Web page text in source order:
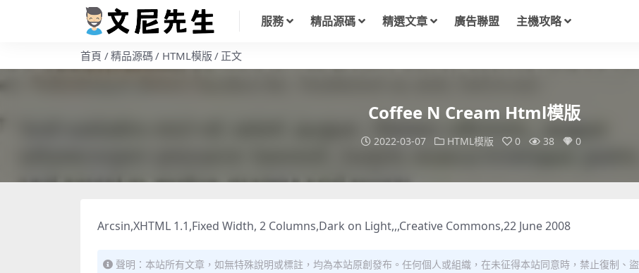
服務 精品源碼 精選文章 廣告聯盟 主機攻略
首頁 精品源碼 HTML模版 正文
Coffee N Cream Html模版
2022-03-07 HTML模版 0 38 0
Arcsin,XHTML 1.1,Fixed Width, 2 Columns,Dark on Light,,,Creative Commons,22 June 2008
聲明：本站所有文章，如無特殊說明或標註，均為本站原創發布。任何個人或組織，在未征得本站同意時，禁止復制、盜